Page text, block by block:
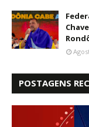
POSTAGENS